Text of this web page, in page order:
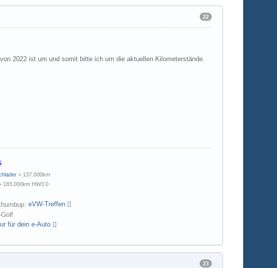
22
2022 ist um und somit bitte ich um die aktuellen Kilometerstände.
> 137.000km
183.000km HW3.0
eVW-Treffen
für dein e-Auto
23